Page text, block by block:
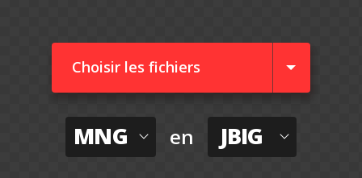
Choisir les fichiers
MNG en JBIG